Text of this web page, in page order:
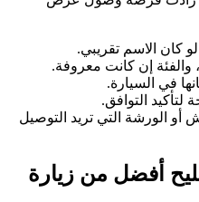
كان الاسم تقريبي.
والفئة إن كانت معروفة.
في السيارة.
أو الورشة التي تريد التوصيل
أفضل من زيارة